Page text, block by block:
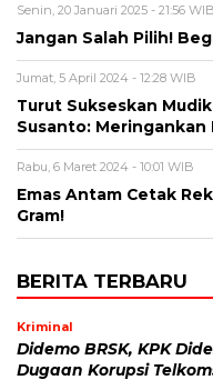
Senin, 20 Januari 2025 - 21:56 WIB
Jangan Salah Pilih!
Jumat, 5 April 2024 - 12:28 WIB
Turut Sukseskan
Susanto: Meringankan
Rabu, 6 Maret 2024 - 10:01 WIB
Emas Antam Cetak
Gram!
BERITA TERBARU
Kriminal
Didemo BRSK, KPK
Dugaan Korupsi